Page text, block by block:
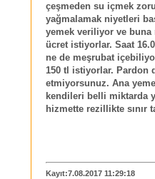
çeşmeden su içmek
yağmalamak niyetleri
yemek veriliyor ve buna
ücret istiyorlar. Saat
ne de meşrubat
150 tl istiyorlar. Pardon
etmiyorsunuz. Ana
kendileri belli miktarda
hizmette rezillikte sınır
Kayıt:7.08.2017 11:29:18